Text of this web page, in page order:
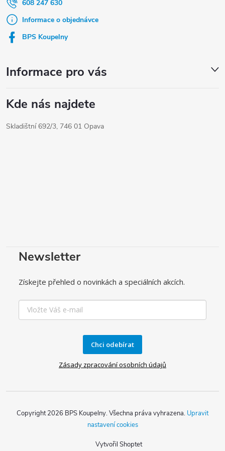
608 247 630
Informace o objednávce
BPS Koupelny
Informace pro vás
Kde nás najdete
Skladištní 692/3, 746 01 Opava
Newsletter
Získejte přehled o novinkách a speciálních akcích.
Chci odebírat
Zásady zpracování osobních údajů
Vytvořil Shoptet
Copyright 2026 BPS Koupelny. Všechna práva vyhrazena. Upravit
nastavení cookies